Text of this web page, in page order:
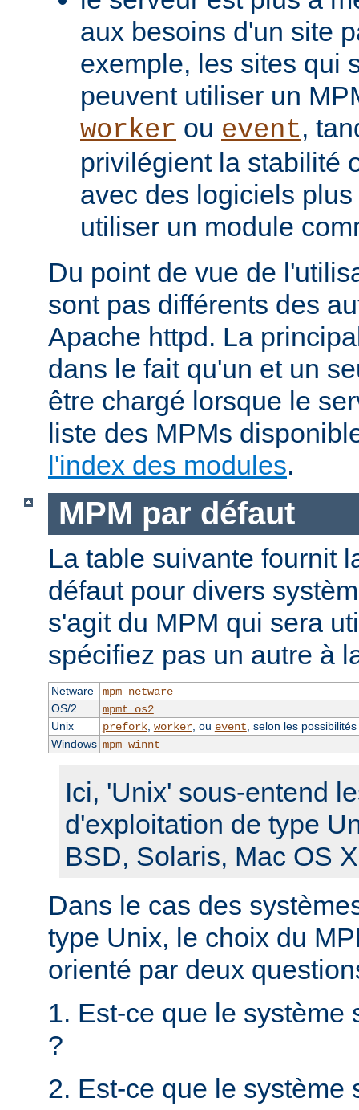
aux besoins d'un site
exemple, les sites qui
peuvent utiliser un
worker ou event,
privilégient la stabilité
avec des logiciels
utiliser un module
Du point de vue de
sont pas différents des
Apache httpd. La
dans le fait qu'un et un
être chargé lorsque le
liste des MPMs
l'index des modules.
MPM par défaut
La table suivante fournit
défaut pour divers
s'agit du MPM qui sera
spécifiez pas un autre à
Netware
mpm_netware
OS/2
mpmt_os2
Unix
prefork, worker, ou event , selon les
Windows mpm_winnt
Ici, 'Unix' sous-entend
d'exploitation de type
BSD, Solaris, Mac OS
Dans le cas des
type Unix, le choix du
orienté par deux
1. Est-ce que le système
?
2. Est-ce que le système